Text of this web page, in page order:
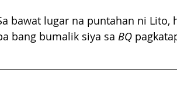
bawat lugar na puntahan ni
bang bumalik siya sa BQ